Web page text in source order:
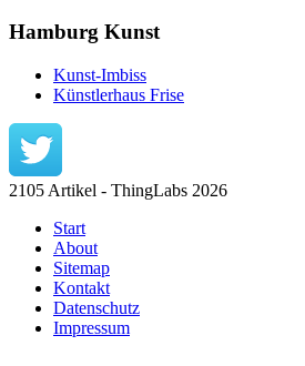
Hamburg Kunst
Kunst-Imbiss
Künstlerhaus Frise
2105 Artikel - ThingLabs 2026
Start
About
Sitemap
Kontakt
Datenschutz
Impressum